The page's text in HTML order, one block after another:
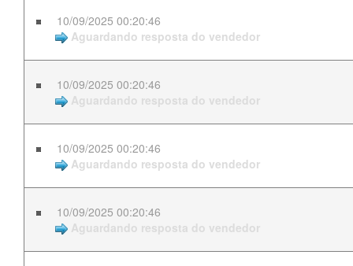
10/09/2025 00:20:46
Aguardando resposta do vendedor
10/09/2025 00:20:46
Aguardando resposta do vendedor
10/09/2025 00:20:46
Aguardando resposta do vendedor
10/09/2025 00:20:46
Aguardando resposta do vendedor